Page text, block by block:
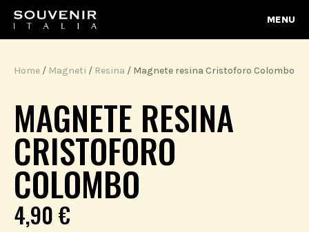
MENU
Home / Magneti / Resina / Magnete resina Cristoforo Colombo
MAGNETE RESINA
CRISTOFORO
COLOMBO
4,90€